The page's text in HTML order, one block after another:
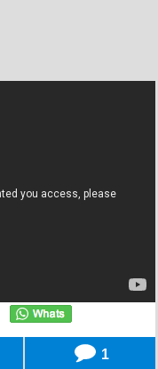
1